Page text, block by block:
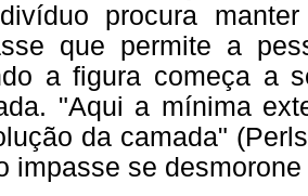
procura
que permite a
a figura começa a
"Aqui a mínima
da camada"
impasse se